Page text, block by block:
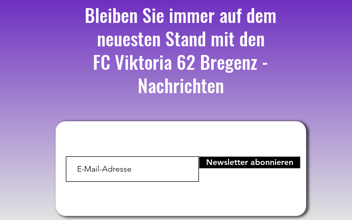
Bleiben Sie immer auf dem
neuesten Stand mit den
FC Viktoria 62 Bregenz -
Nachrichten
Newsletter abonnieren